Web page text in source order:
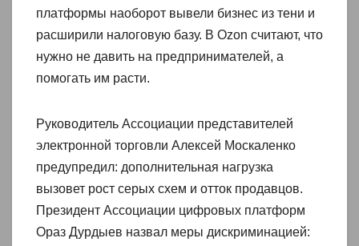
платформы наоборот вывели бизнес из тени и
расширили налоговую базу. В Ozon считают, что
нужно не давить на предпринимателей, а
помогать им расти.
Руководитель Ассоциации представителей
электронной торговли Алексей Москаленко
предупредил: дополнительная нагрузка
вызовет рост серых схем и отток продавцов.
Президент Ассоциации цифровых платформ
Ораз Дурдыев назвал меры дискриминацией: